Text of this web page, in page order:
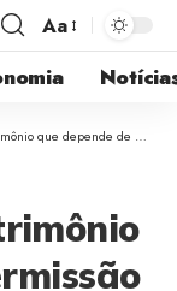
Aa
nunca foi seu. Ele sempre foi deles.